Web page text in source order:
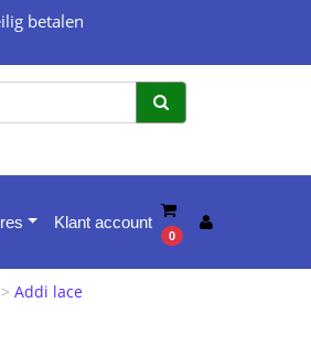
betalen
Klant account
0
> Addi lace